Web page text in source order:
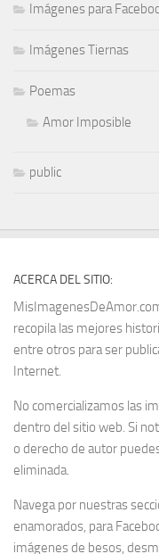
Imágenes para
Imágenes Tiernas
Poemas
Amor Imposible
public
ACERCA DEL SITIO:
recopila las mejores
entre otros para ser
Internet.
No comercializamos las
dentro del sitio web. Si
o derecho de autor
eliminada.
Navega por nuestras
enamorados, para
imágenes de besos,